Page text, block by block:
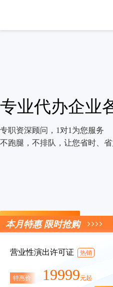
专业代办企业
专职资深顾问，1对1为您服务
不跑腿，不排队，让您省时、
立即咨询
本月特惠 限时抢购
营业性演出许可证 热销
特惠价 19999元起